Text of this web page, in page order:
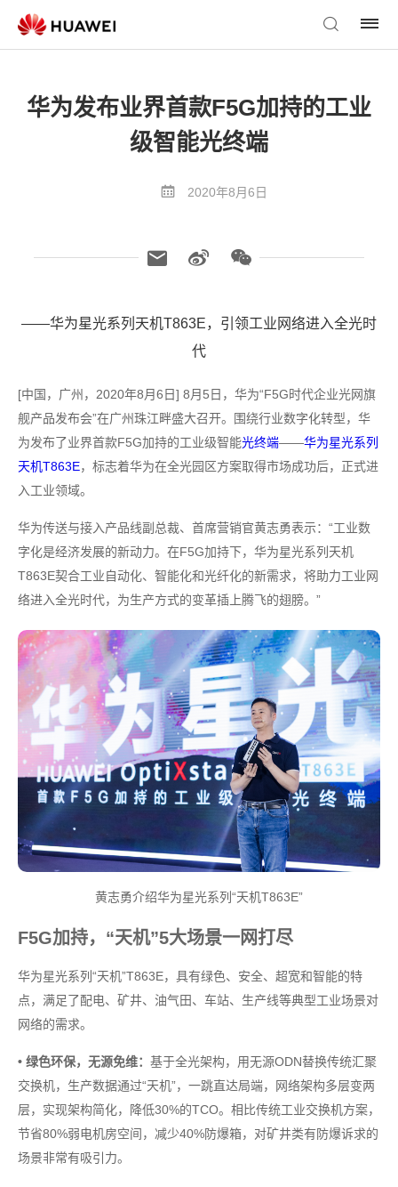
华为发布业界首款F5G加持的工业
级智能光终端
2020年8月6日
——华为星光系列天机T863E，引领工业网络进入全光时
代
[中国，广州，2020年8月6日] 8月5日，华为“F5G时代企业光网旗
舰产品发布会”在广州珠江畔盛大召开。围绕行业数字化转型，华
为发布了业界首款F5G加持的工业级智能光终端——华为星光系列
天机T863E，标志着华为在全光园区方案取得市场成功后，正式进
入工业领域。
华为传送与接入产品线副总裁、首席营销官黄志勇表示：“工业数
字化是经济发展的新动力。在F5G加持下，华为星光系列天机
T863E契合工业自动化、智能化和光纤化的新需求，将助力工业网
络进入全光时代，为生产方式的变革插上腾飞的翅膀。”
黄志勇介绍华为星光系列“天机T863E”
F5G加持，“天机”5大场景一网打尽
华为星光系列“天机”T863E，具有绿色、安全、超宽和智能的特
点，满足了配电、矿井、油气田、车站、生产线等典型工业场景对
网络的需求。
• 绿色环保，无源免维： 基于全光架构，用无源ODN替换传统汇聚
交换机，生产数据通过“天机”，一跳直达局端，网络架构多层变两
层，实现架构简化，降低30%的TCO。相比传统工业交换机方案，
节省80%弱电机房空间，减少40%防爆箱，对矿井类有防爆诉求的
场景非常有吸引力。